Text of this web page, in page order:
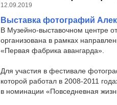
12.09.2019
Выставка фотографий
В Музейно-выставочном центре
организована в рамках
«Первая фабрика авангарда».
Для участия в фестивале
которой работал в 2008-2011
в номинации «Повседневная